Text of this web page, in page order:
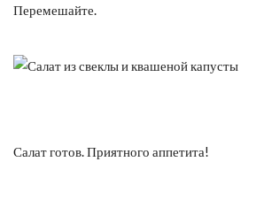
Перемешайте.
Салат готов. Приятного аппетита!